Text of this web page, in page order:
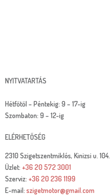
NYITVATARTÁS
Hétfőtől – Péntekig: 9 – 17-ig
Szombaton: 9 – 12-ig
ELÉRHETŐSÉG
2310 Szigetszentmiklós, Kinizsi u. 104.
Üzlet: +36 20 572 3001
Szerviz: +36 20 236 1199
E-mail: szigetmotor@gmail.com